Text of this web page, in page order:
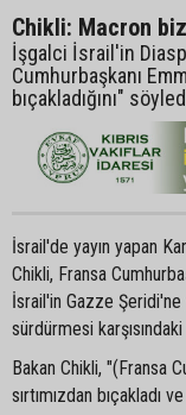
Chikli: Macron
İşgalci İsrail'in
Cumhurbaşkanı
bıçakladığını"
İsrail'de yayın yapan
Chikli, Fransa
İsrail'in Gazze Şeridi'ne
sürdürmesi
Bakan Chikli, "(Fransa
sırtımızdan bıçakladı